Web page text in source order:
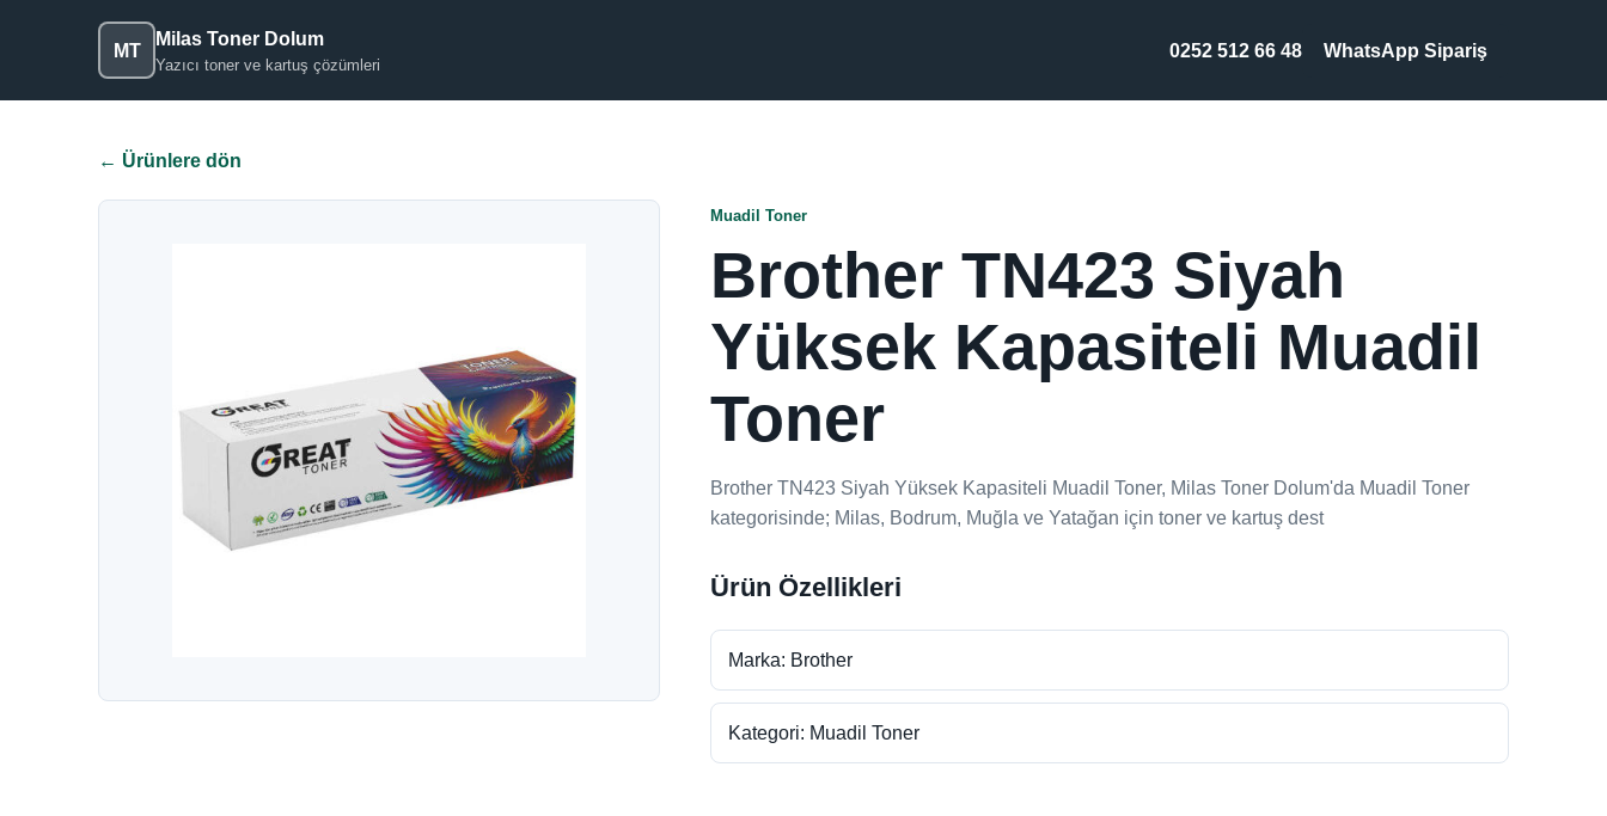
MT
Milas Toner Dolum
Yazıcı toner ve kartuş çözümleri
0252 512 66 48 WhatsApp Sipariş
← Ürünlere dön
Muadil Toner
Brother TN423 Siyah
Yüksek Kapasiteli Muadil
Toner
Brother TN423 Siyah Yüksek Kapasiteli Muadil Toner, Milas Toner Dolum'da Muadil Toner
kategorisinde; Milas, Bodrum, Muğla ve Yatağan için toner ve kartuş dest
Ürün Özellikleri
Marka: Brother
Kategori: Muadil Toner